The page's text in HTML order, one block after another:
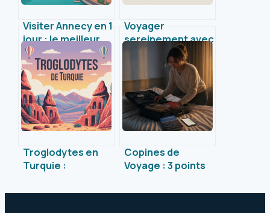
Visiter Annecy en 1
jour : le meilleur
itinéraire pour
profiter de la ville
Voyager
sereinement avec
Handivoyage :
conseils et
ressources pour
un tourisme
accessible
Troglodytes en
Turquie :
un patrimoine
Copines de
Voyage : 3 points
conseils pour